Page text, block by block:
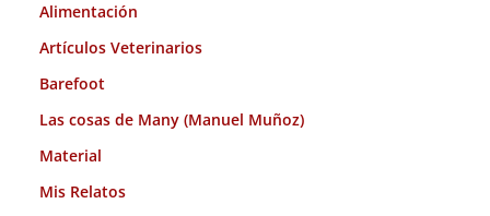
Alimentación
Artículos Veterinarios
Barefoot
Las cosas de Many (Manuel Muñoz)
Material
Mis Relatos